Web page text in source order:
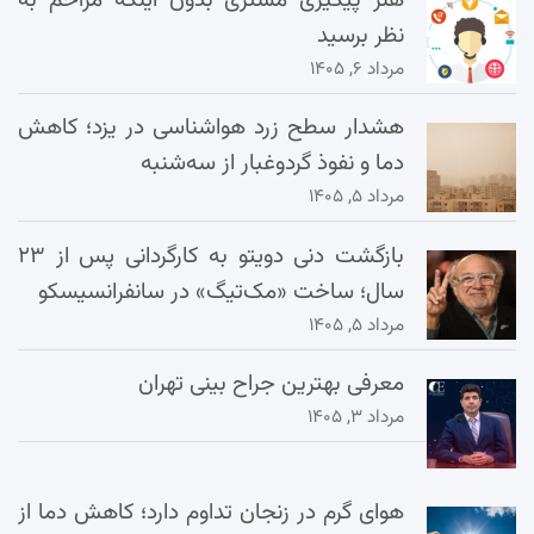
نظر برسید
مرداد ۶, ۱۴۰۵
هشدار سطح زرد هواشناسی در یزد؛ کاهش
دما و نفوذ گردوغبار از سه‌شنبه
مرداد ۵, ۱۴۰۵
بازگشت دنی دویتو به کارگردانی پس از ۲۳
سال؛ ساخت «مک‌تیگ» در سانفرانسیسکو
مرداد ۵, ۱۴۰۵
معرفی بهترین جراح بینی تهران
مرداد ۳, ۱۴۰۵
هوای گرم در زنجان تداوم دارد؛ کاهش دما از